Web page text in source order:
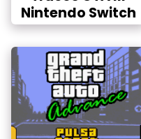
Nintendo Switch